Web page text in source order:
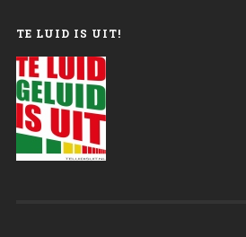
TE LUID IS UIT!